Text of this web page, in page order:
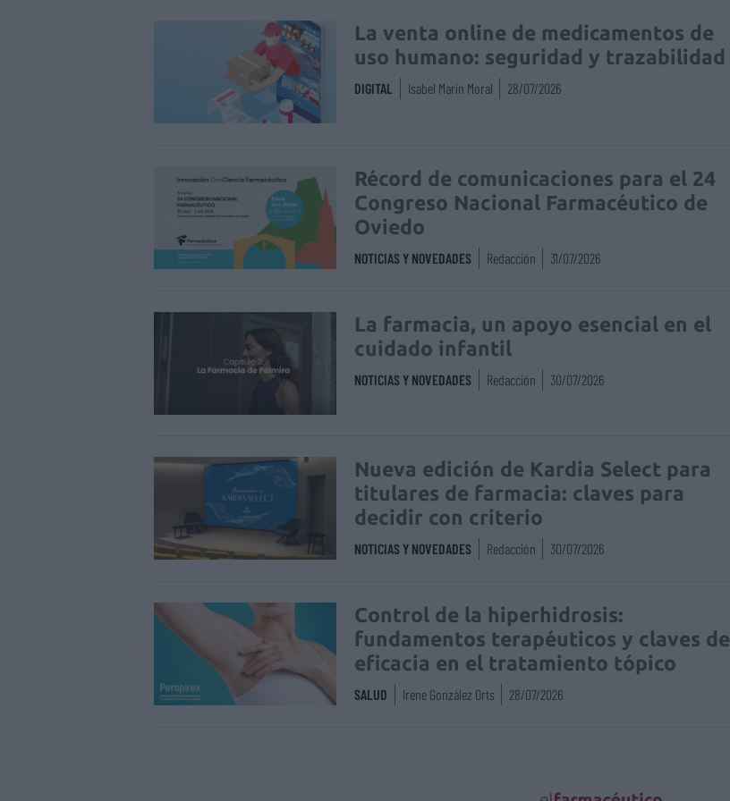
La venta online de medicamentos de
uso humano: seguridad y trazabilidad
DIGITAL Isabel Marín Moral 28/07/2026
Récord de comunicaciones para el 24
Congreso Nacional Farmacéutico de
Oviedo
NOTICIAS Y NOVEDADES Redacción 31/07/2026
La farmacia, un apoyo esencial en el
cuidado infantil
NOTICIAS Y NOVEDADES Redacción 30/07/2026
Nueva edición de Kardia Select para
titulares de farmacia: claves para
decidir con criterio
NOTICIAS Y NOVEDADES Redacción 30/07/2026
Control de la hiperhidrosis:
fundamentos terapéuticos y claves de
eficacia en el tratamiento tópico
SALUD Irene González Orts 28/07/2026